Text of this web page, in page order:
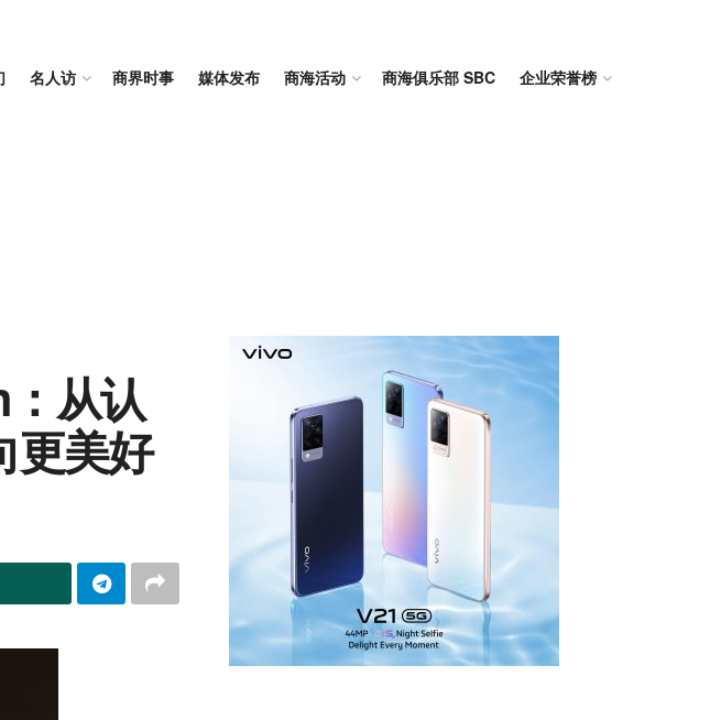
名人访 商界时事 媒体发布 商海活动 商海俱乐部 SBC 企业荣誉榜
：从认
更美好